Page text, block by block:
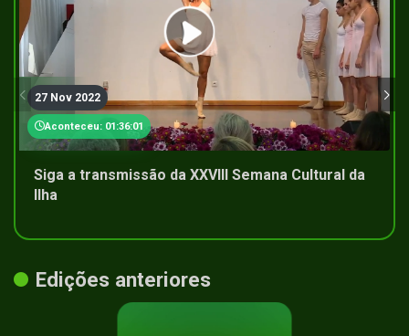
27 Nov 2022
Aconteceu: 01:36:01
Siga a transmissão da XXVIII Semana Cultural da
Ilha
Edições anteriores